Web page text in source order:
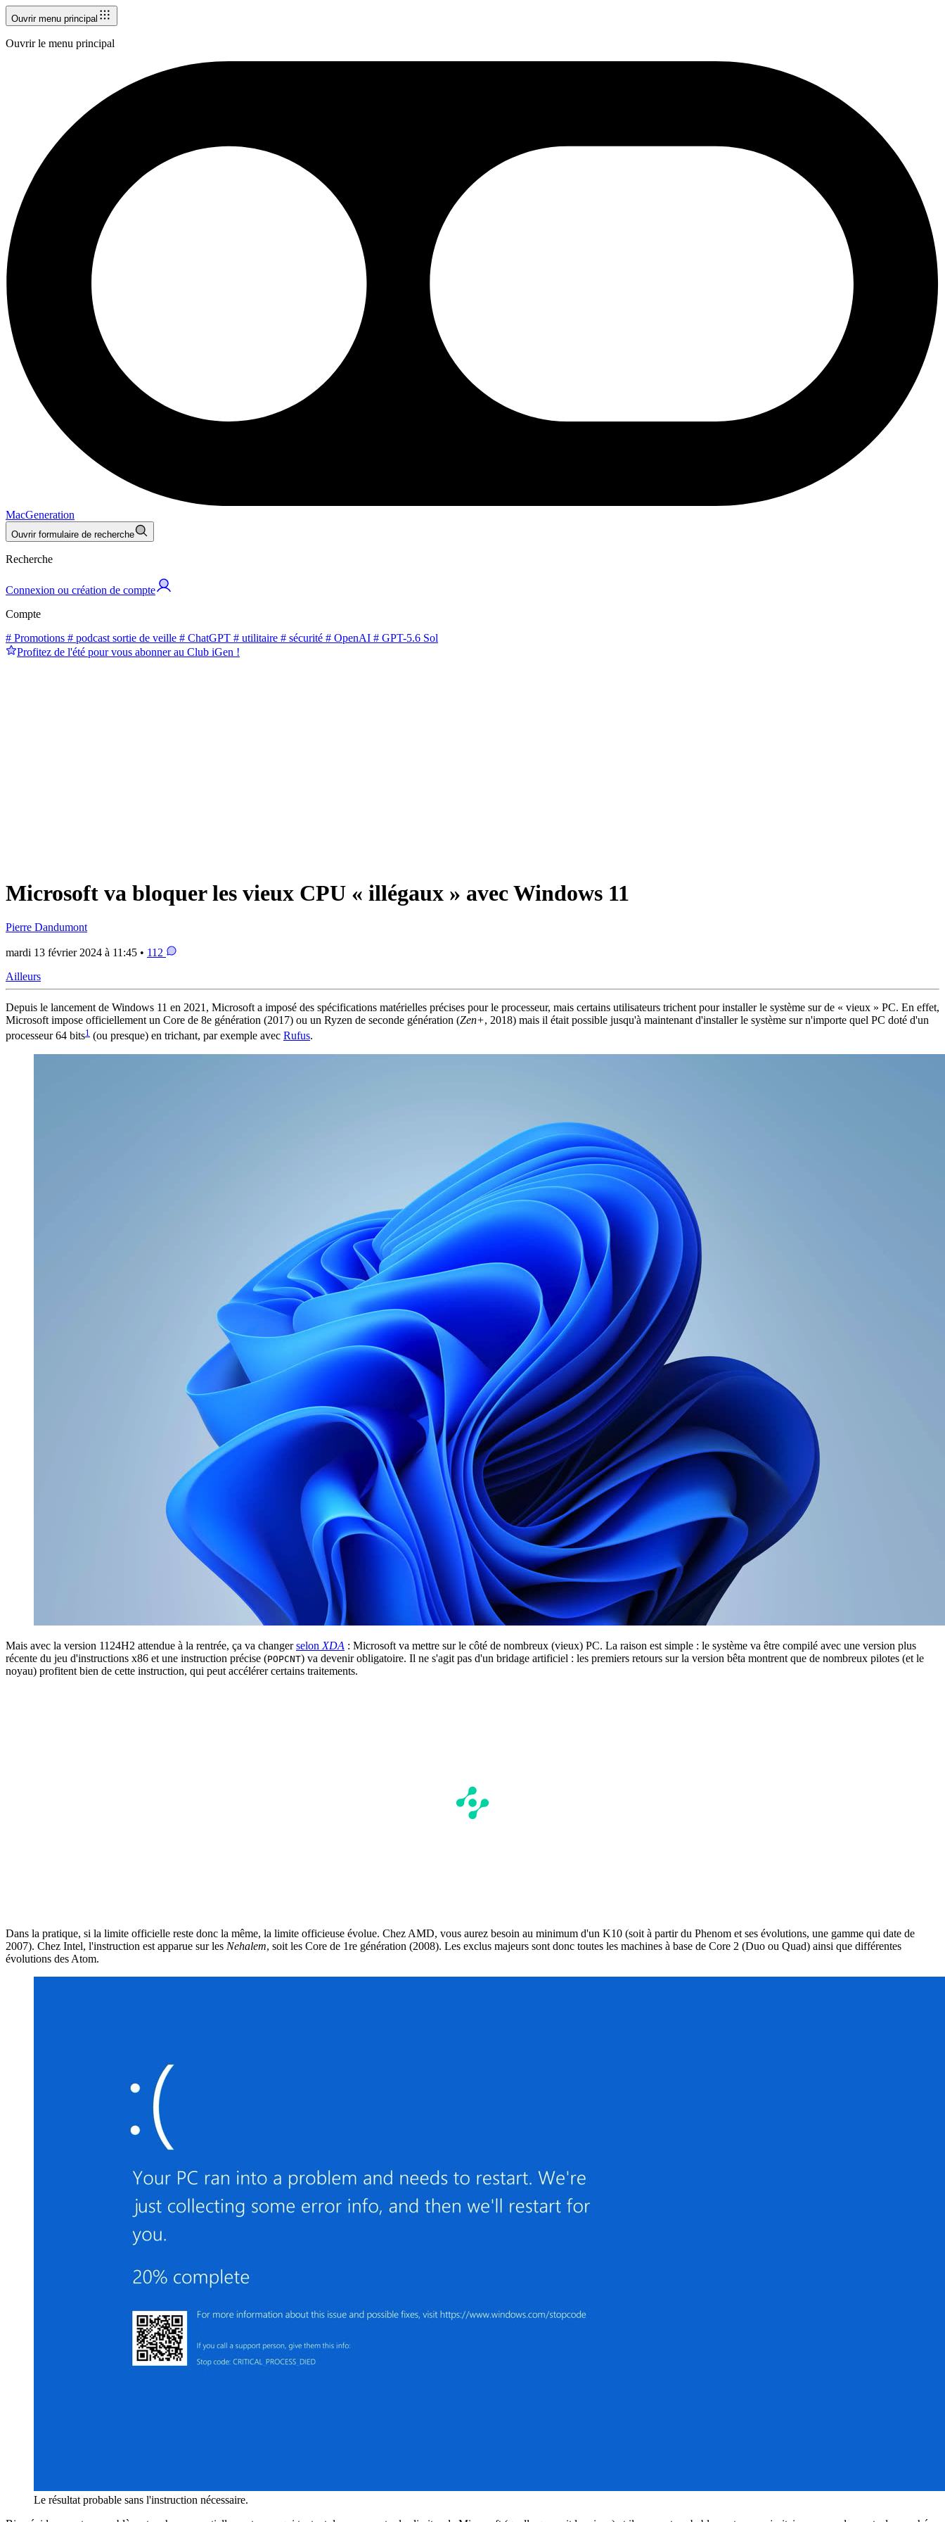
Ouvrir menu principal
Ouvrir le menu principal
MacGeneration
Ouvrir formulaire de recherche
Recherche
Connexion ou création de compte
Compte
# Promotions # podcast sortie de veille # ChatGPT # utilitaire # sécurité # OpenAI # GPT-5.6 Sol
Profitez de l'été pour vous abonner au Club iGen !
Microsoft va bloquer les vieux CPU « illégaux » avec Windows 11
Pierre Dandumont
mardi 13 février 2024 à 11:45 • 112
Ailleurs
Depuis le lancement de Windows 11 en 2021, Microsoft a imposé des spécifications matérielles précises pour le processeur, mais certains utilisateurs trichent pour installer le système sur de « vieux » PC. En effet,
Microsoft impose officiellement un Core de 8e génération (2017) ou un Ryzen de seconde génération (Zen+, 2018) mais il était possible jusqu'à maintenant d'installer le système sur n'importe quel PC doté d'un
processeur 64 bits1 (ou presque) en trichant, par exemple avec Rufus.
Mais avec la version 1124H2 attendue à la rentrée, ça va changerselon XDA : Microsoft va mettre sur le côté de nombreux (vieux) PC. La raison est simple : le système va être compilé avec une version plus
récente du jeu d'instructions x86 et une instruction précise (POPCNT) va devenir obligatoire. Il ne s'agit pas d'un bridage artificiel : les premiers retours sur la version bêta montrent que de nombreux pilotes (et le
noyau) profitent bien de cette instruction, qui peut accélérer certains traitements.
Dans la pratique, si la limite officielle reste donc la même, la limite officieuse évolue. Chez AMD, vous aurez besoin au minimum d'un K10 (soit à partir du Phenom et ses évolutions, une gamme qui date de
2007). Chez Intel, l'instruction est apparue sur les Nehalem, soit les Core de 1re génération (2008). Les exclus majeurs sont donc toutes les machines à base de Core 2 (Duo ou Quad) ainsi que différentes
évolutions des Atom.
Le résultat probable sans l'instruction nécessaire.